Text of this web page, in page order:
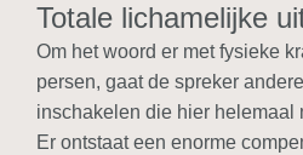
Totale lichamelijke
Om het woord er met fysieke
persen, gaat de spreker
inschakelen die hier helemaal
Er ontstaat een enorme